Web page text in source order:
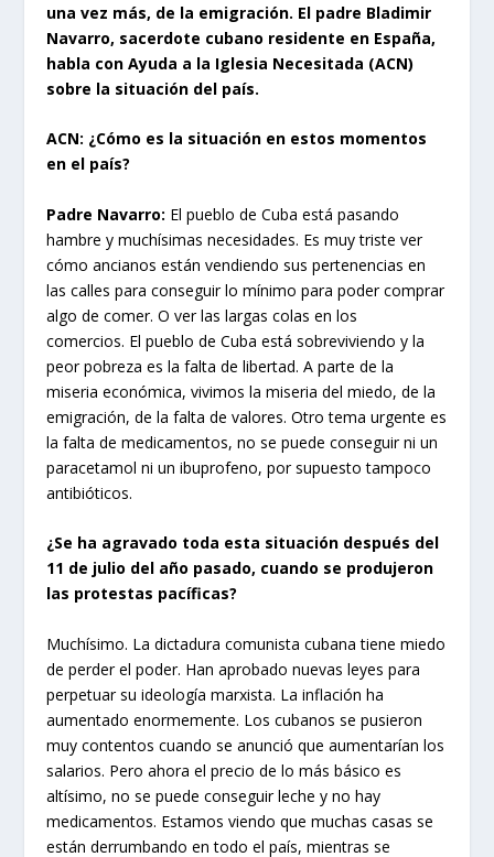
una vez más, de la emigración. El padre Bladimir
Navarro, sacerdote cubano residente en España,
habla con Ayuda a la Iglesia Necesitada (ACN)
sobre la situación del país.
ACN: ¿Cómo es la situación en estos momentos
en el país?
Padre Navarro: El pueblo de Cuba está pasando
hambre y muchísimas necesidades. Es muy triste ver
cómo ancianos están vendiendo sus pertenencias en
las calles para conseguir lo mínimo para poder comprar
algo de comer. O ver las largas colas en los
comercios. El pueblo de Cuba está sobreviviendo y la
peor pobreza es la falta de libertad. A parte de la
miseria económica, vivimos la miseria del miedo, de la
emigración, de la falta de valores. Otro tema urgente es
la falta de medicamentos, no se puede conseguir ni un
paracetamol ni un ibuprofeno, por supuesto tampoco
antibióticos.
¿Se ha agravado toda esta situación después del
11 de julio del año pasado, cuando se produjeron
las protestas pacíficas?
Muchísimo. La dictadura comunista cubana tiene miedo
de perder el poder. Han aprobado nuevas leyes para
perpetuar su ideología marxista. La inflación ha
aumentado enormemente. Los cubanos se pusieron
muy contentos cuando se anunció que aumentarían los
salarios. Pero ahora el precio de lo más básico es
altísimo, no se puede conseguir leche y no hay
medicamentos. Estamos viendo que muchas casas se
están derrumbando en todo el país, mientras se